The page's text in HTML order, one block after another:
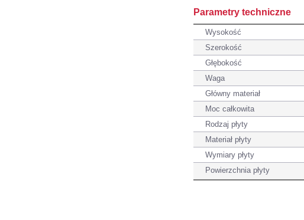
Parametry techniczne
Wysokość
Szerokość
Głębokość
Waga
Główny materiał
Moc całkowita
Rodzaj płyty
Materiał płyty
Wymiary płyty
Powierzchnia płyty